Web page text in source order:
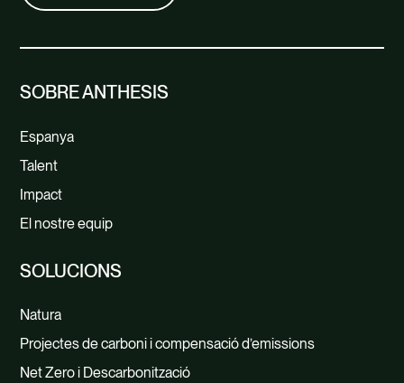
SOBRE ANTHESIS
Espanya
Talent
Impact
El nostre equip
SOLUCIONS
Natura
Projectes de carboni i compensació d’emissions
Net Zero i Descarbonització